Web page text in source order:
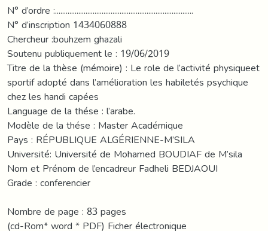
N° d’ordre :.............................................................................
N° d’inscription 1434060888
Chercheur :bouhzem ghazali
Soutenu publiquement le : 19/06/2019
Titre de la thèse (mémoire) : Le role de l’activité physiqueet
sportif adopté dans l’amélioration les habiletés psychique
chez les handi capées
Language de la thése : l’arabe.
Modèle de la thése : Master Académique
Pays : RÉPUBLIQUE ALGÉRIENNE-M’SILA
Université: Université de Mohamed BOUDIAF de M’sila
Nom et Prénom de l’encadreur Fadheli BEDJAOUI
Grade : conferencier
Nombre de page : 83 pages
(cd-Rom* word * PDF) Ficher électronique